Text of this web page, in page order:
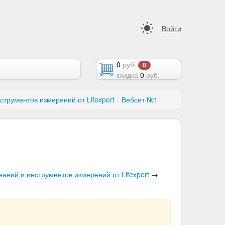
Войти
0 руб. 0
скидка 0 руб.
измерений от Lifexpert / Вебсет №1
и инструментов измерений от Lifexpert →